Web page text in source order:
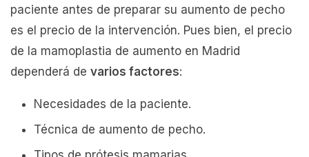
paciente antes de preparar su aumento de pecho
es el precio de la intervención. Pues bien, el precio
de la mamoplastia de aumento en Madrid
dependerá de varios factores:
Necesidades de la paciente.
Técnica de aumento de pecho.